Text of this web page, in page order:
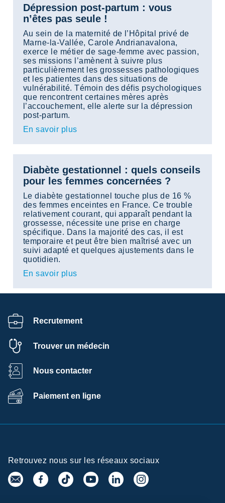
Dépression post-partum : vous
n’êtes pas seule !
Au sein de la maternité de l’Hôpital privé de
Marne-la-Vallée, Carole Andrianavalona,
exerce le métier de sage-femme avec passion,
ses missions l’amènent à suivre plus
particulièrement les grossesses pathologiques
et les patientes dans des situations de
vulnérabilité. Témoin des défis psychologiques
que rencontrent certaines mères après
l’accouchement, elle alerte sur la dépression
post-partum.
En savoir plus
Diabète gestationnel : quels conseils
pour les femmes concernées ?
Le diabète gestationnel touche plus de 16 %
des femmes enceintes en France. Ce trouble
relativement courant, qui apparaît pendant la
grossesse, nécessite une prise en charge
spécifique. Dans la majorité des cas, il est
temporaire et peut être bien maîtrisé avec un
suivi adapté et quelques ajustements dans le
quotidien.
En savoir plus
Recrutement
Trouver un médecin
Nous contacter
Paiement en ligne
Retrouvez nous sur les réseaux sociaux